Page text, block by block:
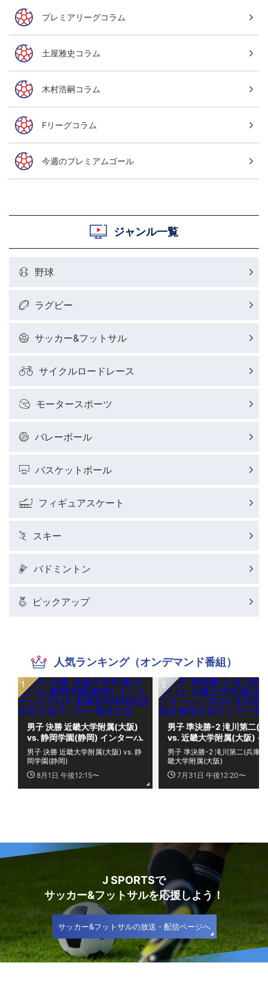
プレミアリーグコラム
土屋雅史コラム
木村浩嗣コラム
Fリーグコラム
今週のプレミアムゴール
ジャンル一覧
野球
ラグビー
サッカー&フットサル
サイクルロードレース
モータースポーツ
バレーボール
バスケットボール
フィギュアスケート
スキー
バドミントン
ピックアップ
人気ランキング（オンデマンド番組）
男子 決勝 近畿大学附属(大阪)
vs. 静岡学園(静岡) インターハ
イ2026 全国高等学校総合体
育大会サッカー競技大会
8月1日 午後12:15〜
男子 決勝 近畿大学附属(大阪) vs. 静
岡学園(静岡)
男子 準決勝-2 滝川第二(
vs. 近畿大学附属(大阪) イ
ーハイ2026 全国高等学
合体育大会サッカー競技
7月31日 午後12:20〜
男子 準決勝-2 滝川第二(兵庫)
畿大学附属(大阪)
J SPORTSで
サッカー&フットサルを応援しよう！
サッカー&フットサルの放送・配信ページへ